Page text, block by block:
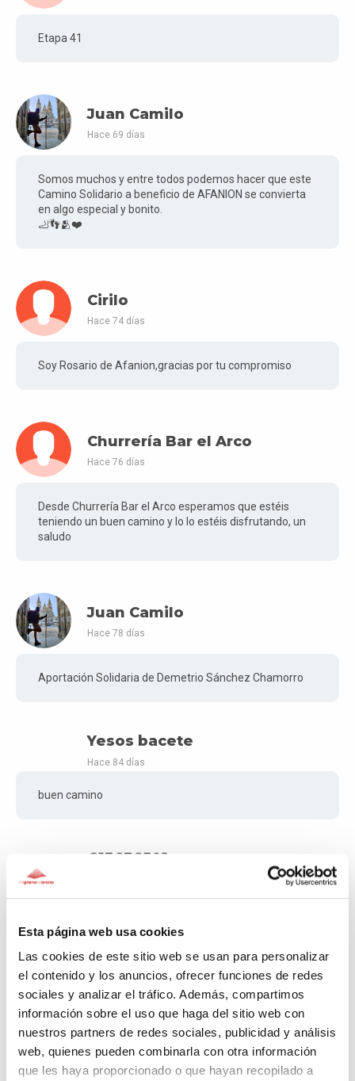
Esta página web usa cookies
Las cookies de este sitio web se usan para personalizar
el contenido y los anuncios, ofrecer funciones de redes
sociales y analizar el tráfico. Además, compartimos
información sobre el uso que haga del sitio web con
nuestros partners de redes sociales, publicidad y análisis
web, quienes pueden combinarla con otra información
que les haya proporcionado o que hayan recopilado a
Etapa 41
Juan Camilo
Hace 69 días
Somos muchos y entre todos podemos hacer que este
Camino Solidario a beneficio de AFANION se convierta
en algo especial y bonito.
🦶👣🫂❤️
Cirilo
Hace 74 días
Soy Rosario de Afanion,gracias por tu compromiso
Churrería Bar el Arco
Hace 76 días
Desde Churrería Bar el Arco esperamos que estéis
teniendo un buen camino y lo lo estéis disfrutando, un
saludo
Juan Camilo
Hace 78 días
Aportación Solidaria de Demetrio Sánchez Chamorro
Yesos bacete
Hace 84 días
buen camino
G13636501
deseamos buen camino y mucha fuerza, nos gustaría
apadrinar la etapa 49 de Palas de Rei a Arzua.
Asociación de Amas de Casa
"Calatrava"
Hace 86 días